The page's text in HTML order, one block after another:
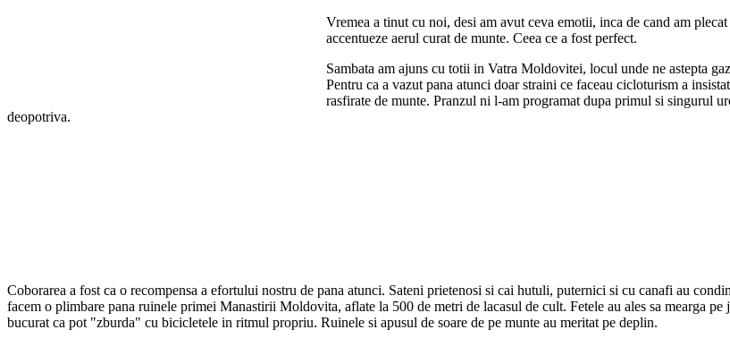
Vremea a tinut cu noi, desi am avut ceva emotii, inca de cand am
accentueze aerul curat de munte. Ceea ce a fost perfect.
Sambata am ajuns cu totii in Vatra Moldovitei, locul unde ne astepta
Pentru ca a vazut pana atunci doar straini ce faceau cicloturism a
rasfirate de munte. Pranzul ni l-am programat dupa primul si singurul
deopotriva.
Coborarea a fost ca o recompensa a efortului nostru de pana atunci. Sateni prietenosi si cai hutuli, puternici si cu canafi au
facem o plimbare pana ruinele primei Manastirii Moldovita, aflate la 500 de metri de lacasul de cult. Fetele au ales sa mearga
bucurat ca pot "zburda" cu bicicletele in ritmul propriu. Ruinele si apusul de soare de pe munte au meritat pe deplin.